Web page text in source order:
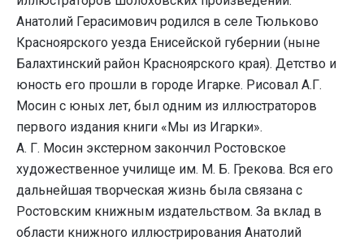
Анатолий Герасимович родился в селе Тюльково
Красноярского уезда Енисейской губернии (ныне
Балахтинский район Красноярского края). Детство и
юность его прошли в городе Игарке. Рисовал А.Г.
Мосин с юных лет, был одним из иллюстраторов
первого издания книги «Мы из Игарки».
А. Г. Мосин экстерном закончил Ростовское
художественное училище им. М. Б. Грекова. Вся его
дальнейшая творческая жизнь была связана с
Ростовским книжным издательством. За вклад в
области книжного иллюстрирования Анатолий